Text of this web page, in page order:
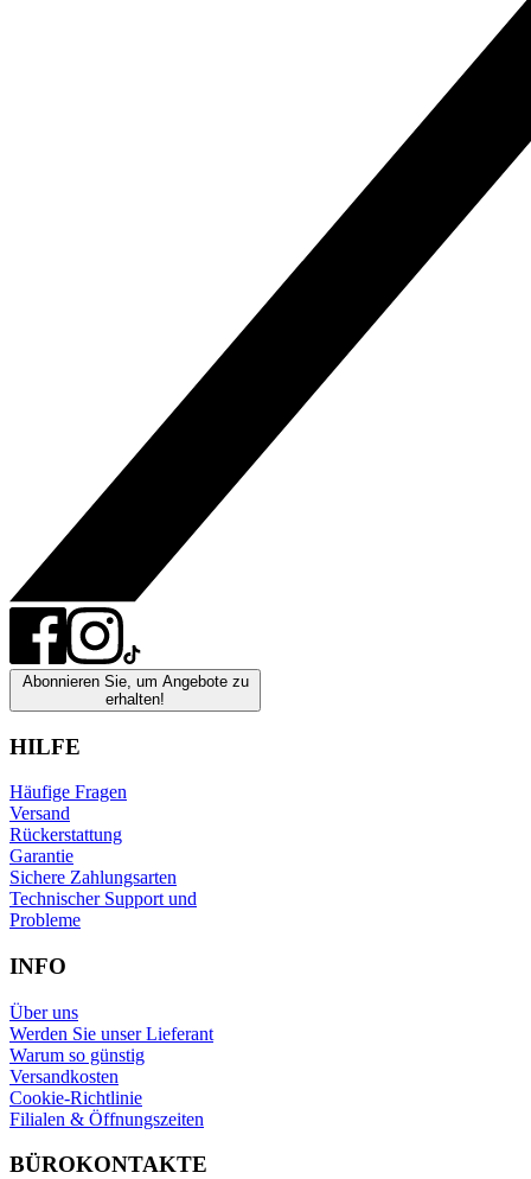
Abonnieren Sie, um Angebote zu
erhalten!
HILFE
Häufige Fragen
Versand
Rückerstattung
Garantie
Sichere Zahlungsarten
Technischer Support und
Probleme
INFO
Über uns
Werden Sie unser Lieferant
Warum so günstig
Versandkosten
Cookie-Richtlinie
Filialen & Öffnungszeiten
BÜROKONTAKTE